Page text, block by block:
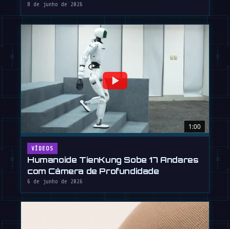
8 de junho de 2026
1:00
VÍDEOS
Humanoide TienKung Sobe 17 Andares
com Câmera de Profundidade
6 de junho de 2026